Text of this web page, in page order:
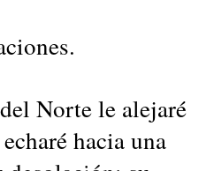
Norte le alejaré
hacia una